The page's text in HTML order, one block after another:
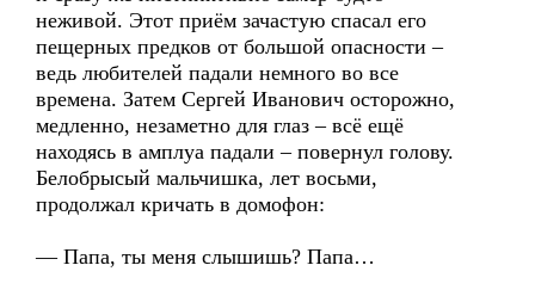
неживой. Этот приём зачастую спасал его
пещерных предков от большой опасности –
ведь любителей падали немного во все
времена. Затем Сергей Иванович осторожно,
медленно, незаметно для глаз – всё ещё
находясь в амплуа падали – повернул голову.
Белобрысый мальчишка, лет восьми,
продолжал кричать в домофон:
— Папа, ты меня слышишь? Папа…